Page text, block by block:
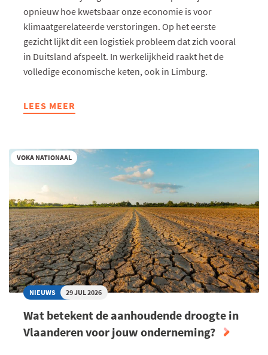
opnieuw hoe kwetsbaar onze economie is voor
klimaatgerelateerde verstoringen. Op het eerste
gezicht lijkt dit een logistiek probleem dat zich vooral
in Duitsland afspeelt. In werkelijkheid raakt het de
volledige economische keten, ook in Limburg.
LEES MEER
ABOUT
STAAT
LAAG,
ECONOMISCHE
IMPACT
IS
GROOT
VOKA NATIONAAL
NIEUWS 29 JUL 2026
Wat betekent de aanhoudende droogte in
Vlaanderen voor jouw onderneming?